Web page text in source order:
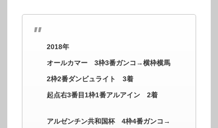
2018年
オールカマー 3枠3番ガンコ→横枠横馬
2枠2番ダンビュライト 3着
起点右3番目1枠1番アルアイン 2着
アルゼンチン共和国杯 4枠4番ガンコ→